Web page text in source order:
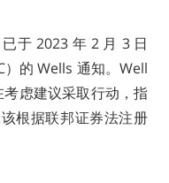
于 2023 年 2 月 3 日
的 Wells 通知。Well
虑建议采取行动，指
根据联邦证券法注册